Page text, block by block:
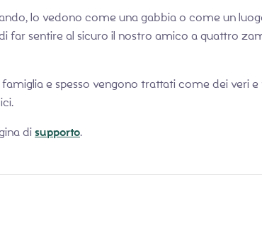
lo vedono come una gabbia o come un
far sentire al sicuro il nostro amico a quattro
e spesso vengono trattati come dei veri
disupporto.